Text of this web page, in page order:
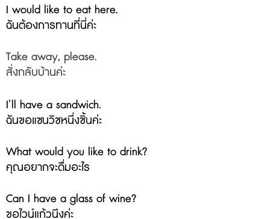
I would like to eat here.
ฉันต้องการทานที่นี่ค่ะ
Take away, please.
สั่งกลับบ้านค่ะ
I’ll have a sandwich.
ฉันขอแซนวิชหนึ่งชิ้นค่ะ
What would you like to drink?
คุณอยากจะดื่มอะไร
Can I have a glass of wine?
ขอไวน์แก้วนึงค่ะ